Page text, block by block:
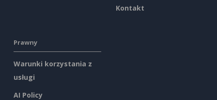
Kontakt
Prawny
Warunki korzystania z
usługi
AI Policy